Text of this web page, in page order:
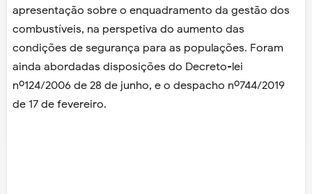
apresentação sobre o enquadramento da gestão dos
combustíveis, na perspetiva do aumento das
condições de segurança para as populações. Foram
ainda abordadas disposições do Decreto-lei
nº124/2006 de 28 de junho, e o despacho nº744/2019
de 17 de fevereiro.